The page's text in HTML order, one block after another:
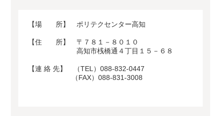
【場 所】 ポリテクセンター高知
【住 所】 〒７８１－８０１０
高知市桟橋通４丁目１５－６８
【連 絡 先】 （TEL）088-832-0447
（FAX）088-831-3008